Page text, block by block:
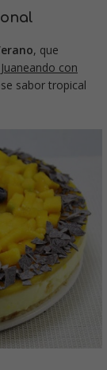
, que
Juaneando con
sabor tropical